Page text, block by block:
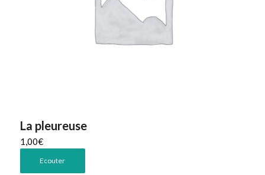
La pleureuse
1,00€
Ecouter